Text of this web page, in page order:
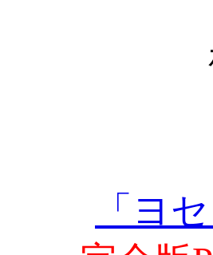
「ヨ